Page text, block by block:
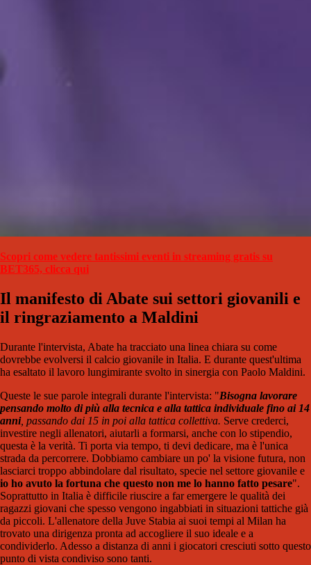
Scopri come vedere tantissimi eventi in streaming gratis su
BET365, clicca qui
Il manifesto di Abate sui settori giovanili e
il ringraziamento a Maldini
Durante l'intervista, Abate ha tracciato una linea chiara su come
dovrebbe evolversi il calcio giovanile in Italia. E durante quest'ultima
ha esaltato il lavoro lungimirante svolto in sinergia con Paolo Maldini.
Queste le sue parole integrali durante l'intervista: "Bisogna lavorare
pensando molto di più alla tecnica e alla tattica individuale fino ai 14
anni, passando dai 15 in poi alla tattica collettiva. Serve crederci,
investire negli allenatori, aiutarli a formarsi, anche con lo stipendio,
questa è la verità. Ti porta via tempo, ti devi dedicare, ma è l'unica
strada da percorrere. Dobbiamo cambiare un po' la visione futura, non
lasciarci troppo abbindolare dal risultato, specie nel settore giovanile e
io ho avuto la fortuna che questo non me lo hanno fatto pesare".
Soprattutto in Italia è difficile riuscire a far emergere le qualità dei
ragazzi giovani che spesso vengono ingabbiati in situazioni tattiche già
da piccoli. L'allenatore della Juve Stabia ai suoi tempi al Milan ha
trovato una dirigenza pronta ad accogliere il suo ideale e a
condividerlo. Adesso a distanza di anni i giocatori cresciuti sotto questo
punto di vista condiviso sono tanti.